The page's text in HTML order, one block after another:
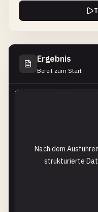
Ergebnis
Bereit zum Start
Nach dem
strukturierte